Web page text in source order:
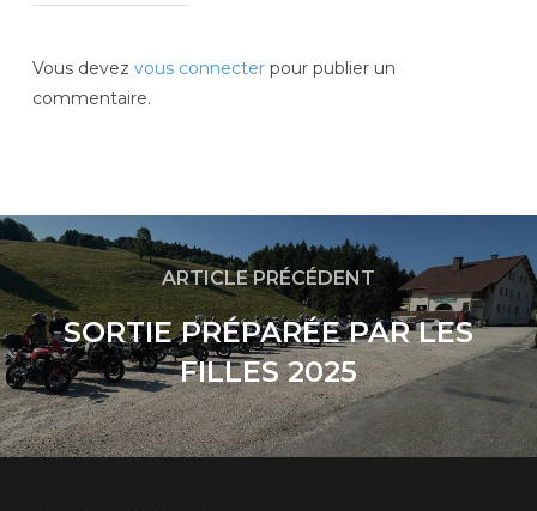
Vous devez vous connecterpour publier un
commentaire.
ARTICLE PRÉCÉDENT
SORTIE PRÉPARÉE PAR LES
FILLES 2025